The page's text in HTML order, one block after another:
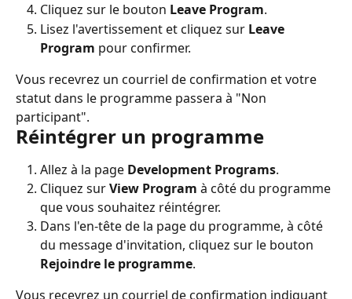
Cliquez sur le bouton Leave Program.
Lisez l'avertissement et cliquez sur Leave
Program pour confirmer.
Vous recevrez un courriel de confirmation et votre
statut dans le programme passera à "Non
participant".
Réintégrer un programme
Allez à la page Development Programs.
Cliquez sur View Program à côté du programme
que vous souhaitez réintégrer.
Dans l'en-tête de la page du programme, à côté
du message d'invitation, cliquez sur le bouton
Rejoindre le programme.
Vous recevrez un courriel de confirmation indiquant